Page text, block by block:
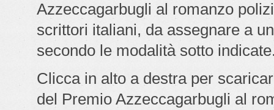
Azzeccagarbugli al romanzo
scrittori italiani, da assegnare a
secondo le modalità sotto
Clicca in alto a destra per
del Premio Azzeccagarbugli al